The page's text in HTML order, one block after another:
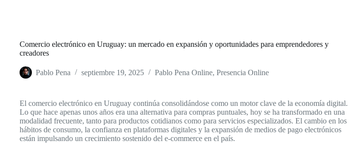
Comercio electrónico en Uruguay: un mercado en expansión y oportunidades para emprendedores y
creadores
Pablo Pena septiembre 19, 2025 Pablo Pena Online, Presencia Online
El comercio electrónico en Uruguay continúa consolidándose como un motor clave de la economía digital.
Lo que hace apenas unos años era una alternativa para compras puntuales, hoy se ha transformado en una
modalidad frecuente, tanto para productos cotidianos como para servicios especializados. El cambio en los
hábitos de consumo, la confianza en plataformas digitales y la expansión de medios de pago electrónicos
están impulsando un crecimiento sostenido del e-commerce en el país.